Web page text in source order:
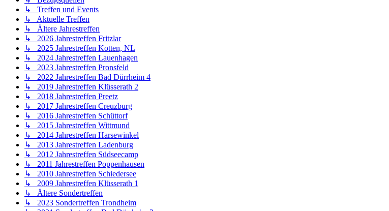
↳ Treffen und Events
↳ Aktuelle Treffen
↳ Ältere Jahrestreffen
↳ 2026 Jahrestreffen Fritzlar
↳ 2025 Jahrestreffen Kotten, NL
↳ 2024 Jahrestreffen Lauenhagen
↳ 2023 Jahrestreffen Pronsfeld
↳ 2022 Jahrestreffen Bad Dürrheim 4
↳ 2019 Jahrestreffen Klüsserath 2
↳ 2018 Jahrestreffen Preetz
↳ 2017 Jahrestreffen Creuzburg
↳ 2016 Jahrestreffen Schüttorf
↳ 2015 Jahrestreffen Wittmund
↳ 2014 Jahrestreffen Harsewinkel
↳ 2013 Jahrestreffen Ladenburg
↳ 2012 Jahrestreffen Südseecamp
↳ 2011 Jahrestreffen Poppenhausen
↳ 2010 Jahrestreffen Schiedersee
↳ 2009 Jahrestreffen Klüsserath 1
↳ Ältere Sondertreffen
↳ 2023 Sondertreffen Trondheim